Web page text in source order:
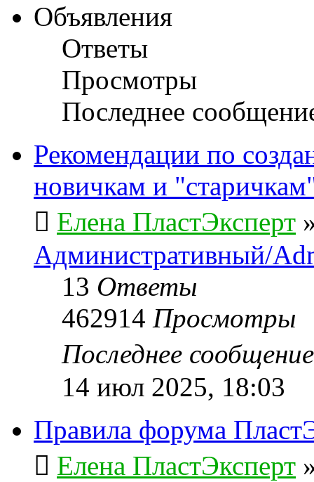
Объявления
Ответы
Просмотры
Последнее
Рекомендации по
новичкам и
Елена ПластЭксперт
Административный/
13 Ответы
462914 Просмотры
Последнее
14 июл 2025, 18:03
Правила форума
Елена ПластЭксперт